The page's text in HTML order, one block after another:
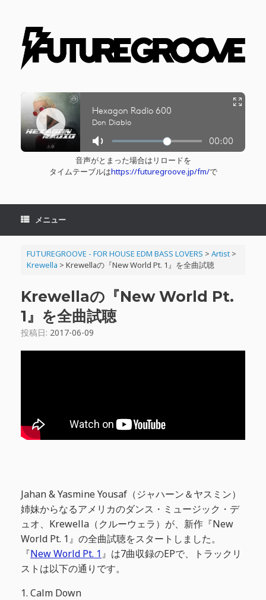
音声がとまった場合はリロードを
タイムテーブルはhttps://futuregroove.jp/fm/で
メニュー
FUTUREGROOVE - FOR HOUSE EDM BASS LOVERS > Artist>
Krewella > Krewellaの『New World Pt. 1』を全曲試聴
Krewellaの『New World Pt.
1』を全曲試聴
投稿日: 2017-06-09
Jahan & Yasmine Yousaf（ジャハーン＆ヤスミン）
姉妹からなるアメリカのダンス・ミュージック・デ
ュオ、Krewella（クルーウェラ）が、新作『New
World Pt. 1』の全曲試聴をスタートしました。
『New World Pt. 1』は7曲収録のEPで、トラックリ
ストは以下の通りです。
1. Calm Down